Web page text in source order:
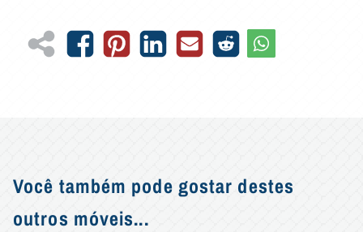
Você também pode gostar destes
outros móveis...